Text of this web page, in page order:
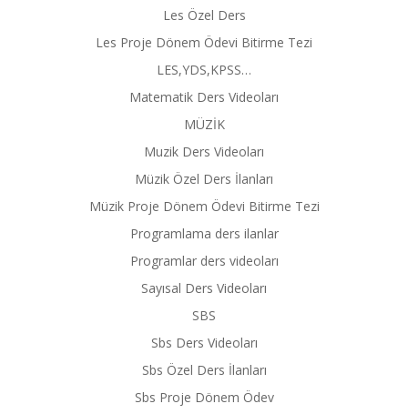
Les Özel Ders
Les Proje Dönem Ödevi Bitirme Tezi
LES,YDS,KPSS…
Matematik Ders Videoları
MÜZİK
Muzik Ders Videoları
Müzik Özel Ders İlanları
Müzik Proje Dönem Ödevi Bitirme Tezi
Programlama ders ilanlar
Programlar ders videoları
Sayısal Ders Videoları
SBS
Sbs Ders Videoları
Sbs Özel Ders İlanları
Sbs Proje Dönem Ödev